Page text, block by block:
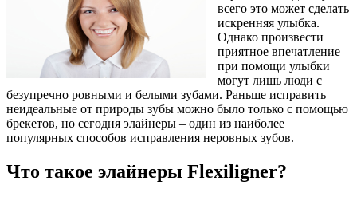
всего это может сделать
искренняя улыбка.
Однако произвести
приятное впечатление
при помощи улыбки
могут лишь люди с
безупречно ровными и белыми зубами. Раньше исправить
неидеальные от природы зубы можно было только с помощью
брекетов, но сегодня элайнеры – один из наиболее
популярных способов исправления неровных зубов.
Что такое элайнеры Flexiligner?